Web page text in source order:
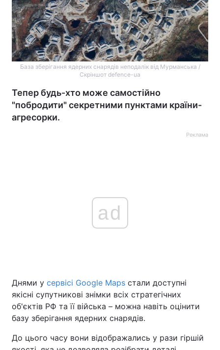
База зберігання ядерних снарядів неподалік від Мурманська /
Скріншот defence-ua
Тепер будь-хто може самостійно
"побродити" секретними пунктами країни-
агресорки.
Реклама
ad
Днями у сервісі Google Maps стали доступні
якісні супутникові знімки всіх стратегічних
об'єктів РФ та її війська – можна навіть оцінити
базу зберігання ядерних снарядів.
До цього часу вони відображались у рази гіршій